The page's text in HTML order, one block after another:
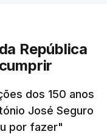
República
dos 150 anos
José Seguro
por fazer"